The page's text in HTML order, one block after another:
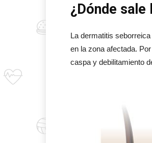
¿Dónde
La dermatitis
en la zona afectada.
caspa y debilitamiento